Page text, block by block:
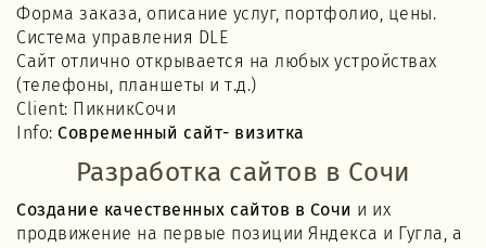
Форма заказа, описание услуг, портфолио, цены.
Система управления DLE
Сайт отлично открывается на любых устройствах
(телефоны, планшеты и т.д.)
Client: ПикникСочи
Info: Современный сайт- визитка
Разработка сайтов в Сочи
Создание качественных сайтов в Сочи и их
продвижение на первые позиции Яндекса и Гугла, а